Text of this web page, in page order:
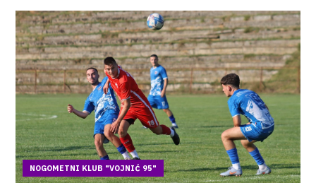
NOGOMETNI KLUB "VOJNIĆ 95"